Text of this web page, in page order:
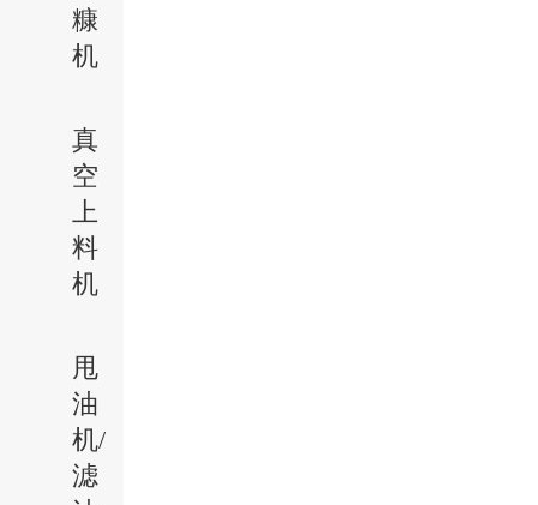
糠
机
真
空
上
料
机
甩
油
机/
滤